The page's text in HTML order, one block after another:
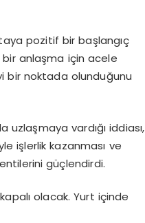
pozitif bir başlangıç
bir anlaşma için acele
bir noktada olunduğunu
uzlaşmaya vardığı iddiası,
işlerlik kazanması ve
güçlendirdi.
olacak. Yurt içinde